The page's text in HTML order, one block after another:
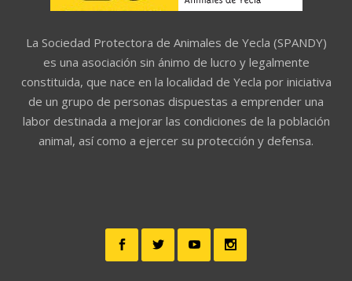
La Sociedad Protectora de Animales de Yecla (SPANDY)
es una asociación sin ánimo de lucro y legalmente
constituida, que nace en la localidad de Yecla por iniciativa
de un grupo de personas dispuestas a emprender una
labor destinada a mejorar las condiciones de la población
animal, así como a ejercer su protección y defensa.